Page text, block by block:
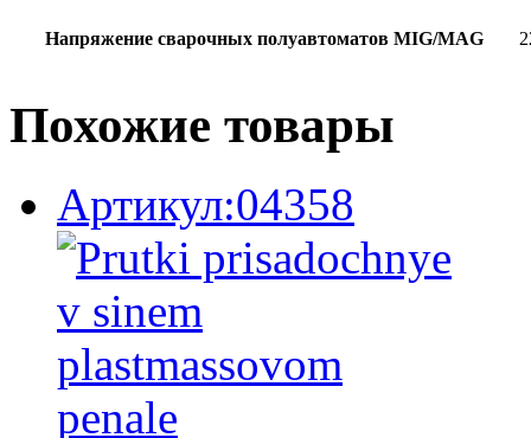
Напряжение cварочных полуавтоматов MIG/MAG
Похожие товары
Артикул:04358